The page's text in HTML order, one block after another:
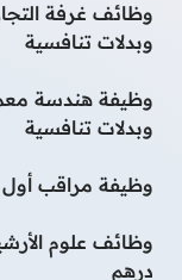
وظائف غرفة
وبدلات تنافسية
وظيفة هندسة
وبدلات تنافسية
وظيفة مراقب
درهم